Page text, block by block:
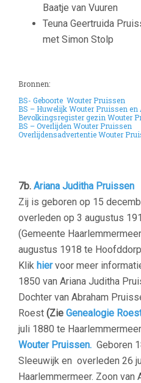
Baatje van Vuuren
Teuna Geertruida
met Simon Stolp
Bronnen:
BS- Geboorte Wouter Pruissen
BS – Huwelijk Wouter Pruissen
Bevolkingsregister gezin Wouter
BS – Overlijden Wouter Pruissen
Overlijdensadvertentie Wouter
7b. Ariana Juditha Pruissen
Zij is geboren op 15
overleden op 3 augustus
(Gemeente
augustus 1918 te
Klik hiervoor meer
1850 van Ariana Juditha
Dochter van Abraham
Roest (Zie Genealogie
juli 1880 te
Wouter Pruissen. Geboren
Sleeuwijk en overleden 26
Haarlemmermeer. Zoon van